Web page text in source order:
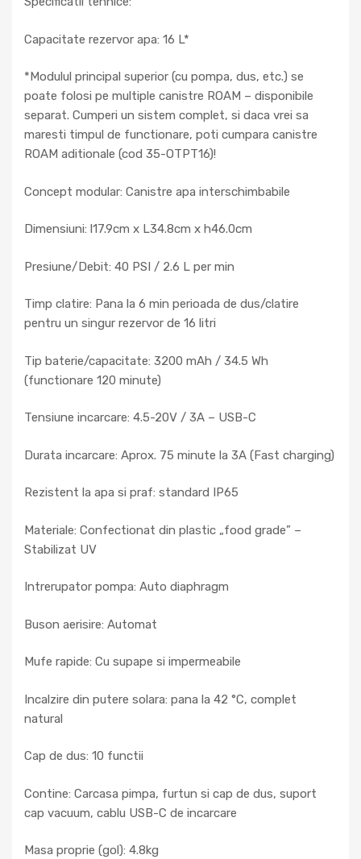
Capacitate rezervor apa: 16 L*
*Modulul principal superior (cu pompa, dus, etc.) se
poate folosi pe multiple canistre ROAM – disponibile
separat. Cumperi un sistem complet, si daca vrei sa
maresti timpul de functionare, poti cumpara canistre
ROAM aditionale (cod 35-OTPT16)!
Concept modular: Canistre apa interschimbabile
Dimensiuni: l17.9cm x L34.8cm x h46.0cm
Presiune/Debit: 40 PSI / 2.6 L per min
Timp clatire: Pana la 6 min perioada de dus/clatire
pentru un singur rezervor de 16 litri
Tip baterie/capacitate: 3200 mAh / 34.5 Wh
(functionare 120 minute)
Tensiune incarcare: 4.5-20V / 3A – USB-C
Durata incarcare: Aprox. 75 minute la 3A (Fast charging)
Rezistent la apa si praf: standard IP65
Materiale: Confectionat din plastic „food grade” –
Stabilizat UV
Intrerupator pompa: Auto diaphragm
Buson aerisire: Automat
Mufe rapide: Cu supape si impermeabile
Incalzire din putere solara: pana la 42 °C, complet
natural
Cap de dus: 10 functii
Contine: Carcasa pimpa, furtun si cap de dus, suport
cap vacuum, cablu USB-C de incarcare
Masa proprie (gol): 4.8kg